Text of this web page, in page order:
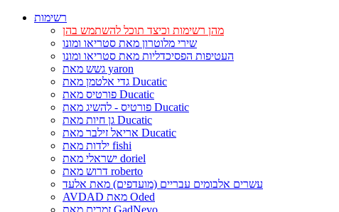
רשימות
מהן רשימות וכיצד תוכל להשתמש בהן
שירי מלוטרון מאת סטריאו ומונו
העטיפות הפסיכדליות מאת סטריאו ומונו
גשש מאת yaron
גדי אלטמן מאת Ducatic
פורטיס מאת Ducatic
פורטיס - להשיג מאת Ducatic
גן חיות מאת Ducatic
אריאל זילבר מאת Ducatic
ילדות מאת fishi
ישראלי מאת doriel
דרוש מאת roberto
עשרים אלבומים עבריים (מועדפים) מאת אלעד
AVDAD מאת Oded
זמרים מאת GadNevo